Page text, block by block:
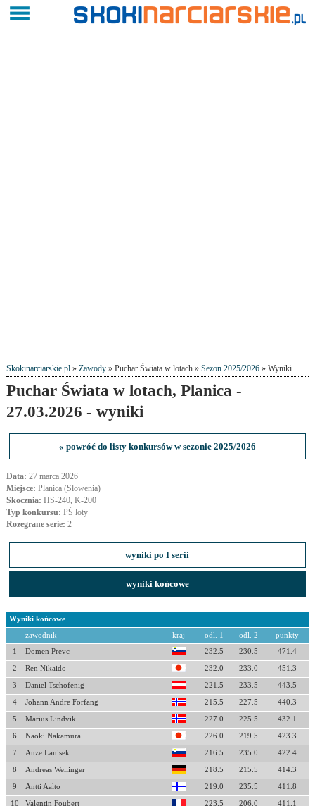
Skokinarciarskie.pl» Zawody» Puchar Świata w lotach » Sezon 2025/2026» Wyniki
Puchar Świata w lotach, Planica -
27.03.2026 - wyniki
« powróć do listy konkursów w sezonie 2025/2026
Data: 27 marca 2026
Miejsce: Planica (Słowenia)
Skocznia: HS-240, K-200
Typ konkursu: PŚ loty
Rozegrane serie: 2
wyniki po I serii
wyniki końcowe
Wyniki końcowe
zawodnik kraj odl. 1 odl. 2 punkty
1 Domen Prevc 232.5 230.5 471.4
2 Ren Nikaido 232.0 233.0 451.3
3 Daniel Tschofenig 221.5 233.5 443.5
4 Johann Andre Forfang 215.5 227.5 440.3
5 Marius Lindvik 227.0 225.5 432.1
6 Naoki Nakamura 226.0 219.5 423.3
7 Anze Lanisek 216.5 235.0 422.4
8 Andreas Wellinger 218.5 215.5 414.3
9 Antti Aalto 219.0 235.5 411.8
10 Valentin Foubert 223.5 206.0 411.1